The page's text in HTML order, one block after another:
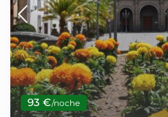
93 €/noche